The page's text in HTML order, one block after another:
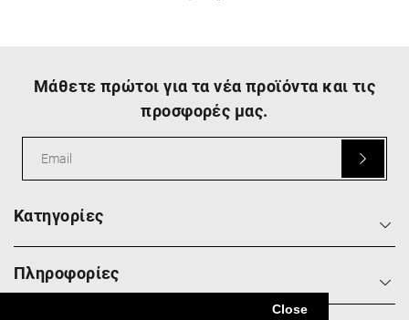
Close
Κατηγορίες
Πληροφορίες
Μάθετε πρώτοι για τα νέα προϊόντα και τις
προσφορές μας.